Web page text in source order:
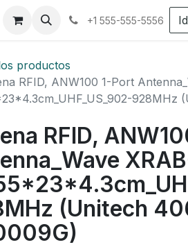
+1 555-555-5556
productos
RFID, ANW100 1-Port
928MHz
RFID,
(Unitech